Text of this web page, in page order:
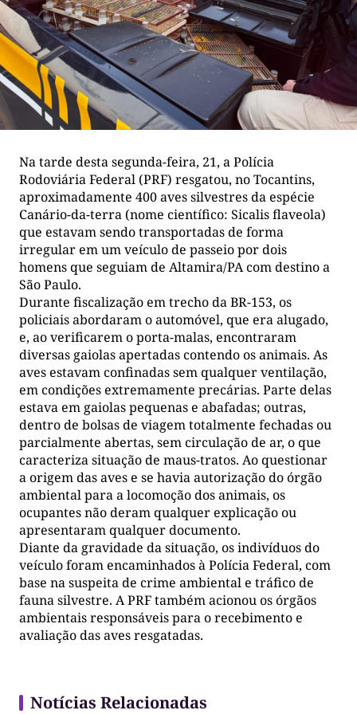
Na tarde desta segunda-feira, 21, a Polícia
Rodoviária Federal (PRF) resgatou, no Tocantins,
aproximadamente 400 aves silvestres da espécie
Canário-da-terra (nome científico: Sicalis flaveola)
que estavam sendo transportadas de forma
irregular em um veículo de passeio por dois
homens que seguiam de Altamira/PA com destino a
São Paulo.
Durante fiscalização em trecho da BR-153, os
policiais abordaram o automóvel, que era alugado,
e, ao verificarem o porta-malas, encontraram
diversas gaiolas apertadas contendo os animais. As
aves estavam confinadas sem qualquer ventilação,
em condições extremamente precárias. Parte delas
estava em gaiolas pequenas e abafadas; outras,
dentro de bolsas de viagem totalmente fechadas ou
parcialmente abertas, sem circulação de ar, o que
caracteriza situação de maus-tratos. Ao questionar
a origem das aves e se havia autorização do órgão
ambiental para a locomoção dos animais, os
ocupantes não deram qualquer explicação ou
apresentaram qualquer documento.
Diante da gravidade da situação, os indivíduos do
veículo foram encaminhados à Polícia Federal, com
base na suspeita de crime ambiental e tráfico de
fauna silvestre. A PRF também acionou os órgãos
ambientais responsáveis para o recebimento e
avaliação das aves resgatadas.
Notícias Relacionadas